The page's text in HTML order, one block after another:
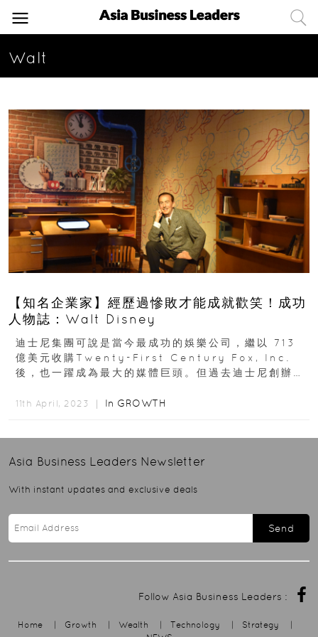
Walt
【知名企業家】經歷過慘敗才能成就歡笑！成功
人物誌：Walt Disney
迪士尼集團可說是當今最成功的娛樂公司，繼以 713
億美元收購Twenty-First Century Fox, Inc.
後，也一躍成為最大的媒體巨頭。但過去迪士尼創辦人
11th April, 2023 ｜ In GROWTH
Asia Business Leaders Newsletter
With instant updates and exclusive deals
Send
Follow Asia Business Leaders :
Home | Growth | Wealth | Technology | Strategy
|